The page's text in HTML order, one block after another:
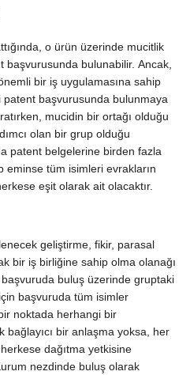
o ürün üzerinde mucitlik
başvurusunda bulunabilir. Ancak,
bir iş uygulamasına sahip
patent başvurusunda bulunmaya
mucidin bir ortağı olduğu
olan bir grup olduğu
patent belgelerine birden fazla
eminse tüm isimleri evrakların
eşit olarak ait olacaktır.
geliştirme, fikir, parasal
bir iş birliğine sahip olma olanağı
buluş üzerinde gruptaki
başvuruda tüm isimler
noktada herhangi bir
bağlayıcı bir anlaşma yoksa, her
dağıtma yetkisine
nezdinde buluş olarak